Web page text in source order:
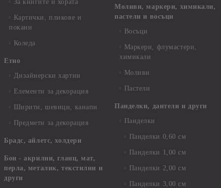
За книгите и хората
Картички, пликове и
покани
Коледа
Етно
Дизайнерски хартии
Елементи за декорация
Ширити, шевици, канапи
Предмети за декорация
Брадс, айлетс, холдери
Бои - акрилни, гланц, мат,
перла, металик, текстилни и
други
Моливи, маркери, химикали,
пастели и восъци
Восъци
Маркери, флумастери,
химикали
Моливи
Пастели
Панделки, дантели и други
Панделки
Панделки 0,60 см
Панделки 1,00 см
Панделки 2,00 см
Панделки 3,00 см